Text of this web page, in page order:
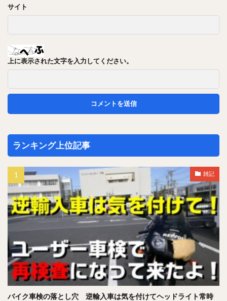
サイト
上に表示された文字を入力してください。
ランキング上位記事
雑記
バイク車検の落とし穴 逆輸入車は気を付けてヘッドライト常時